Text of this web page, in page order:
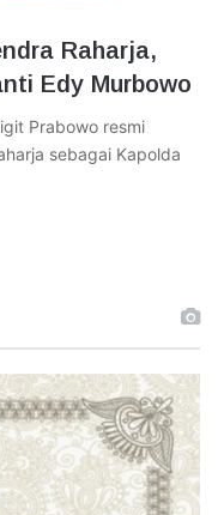
Raharja,
Edy Murbowo
Prabowo resmi
sebagai Kapolda